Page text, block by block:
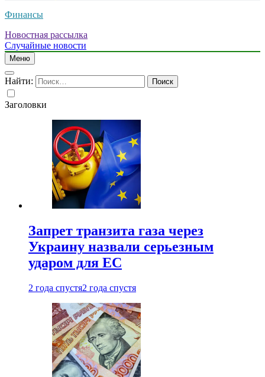
Финансы
Новостная рассылка
Случайные новости
Меню
Найти:
Заголовки
Запрет транзита газа через
Украину назвали серьезным
ударом для ЕС
2 года спустя2 года спустя